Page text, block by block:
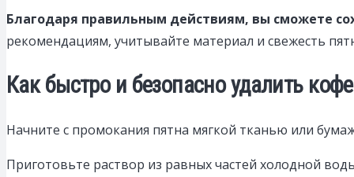
Благодаря правильным действиям, вы сможете
рекомендациям, учитывайте материал и свежесть
Как быстро и безопасно удалить
Начните с промокания пятна мягкой тканью или
Приготовьте раствор из равных частей холодной